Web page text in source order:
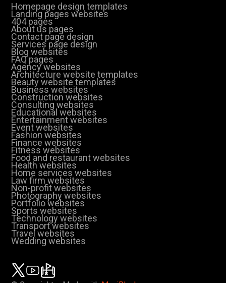
Homepage design templates
Landing pages websites
404 pages
About us pages
Contact page design
Services page design
Blog websites
FAQ pages
Agency websites
Architecture website templates
Beauty website templates
Business websites
Construction websites
Consulting websites
Educational websites
Entertainment websites
Event websites
Fashion websites
Finance websites
Fitness websites
Food and restaurant websites
Health websites
Home services websites
Law firm websites
Non-profit websites
Photography websites
Portfolio websites
Sports websites
Technology websites
Transport websites
Travel websites
Wedding websites